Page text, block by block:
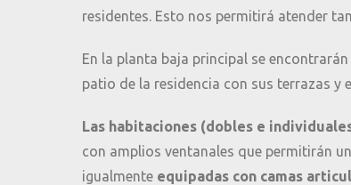
residentes. Esto nos permitirá atender
En la planta baja principal se
patio de la residencia con sus terrazas y
Las habitaciones (dobles e
con amplios ventanales que permitirán
igualmente equipadas con camas